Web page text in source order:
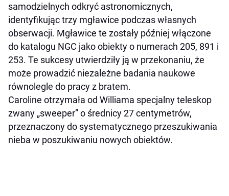
samodzielnych odkryć astronomicznych,
identyfikując trzy mgławice podczas własnych
obserwacji. Mgławice te zostały później włączone
do katalogu NGC jako obiekty o numerach 205, 891 i
253. Te sukcesy utwierdziły ją w przekonaniu, że
może prowadzić niezależne badania naukowe
równolegle do pracy z bratem.
Caroline otrzymała od Williama specjalny teleskop
zwany „sweeper” o średnicy 27 centymetrów,
przeznaczony do systematycznego przeszukiwania
nieba w poszukiwaniu nowych obiektów.